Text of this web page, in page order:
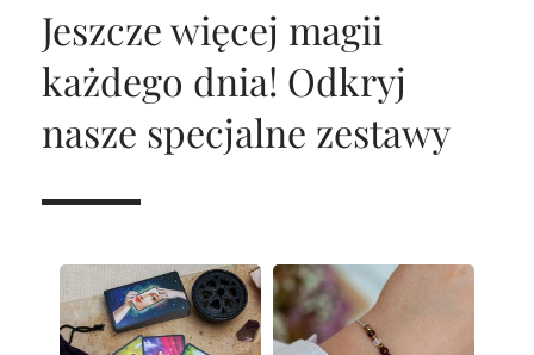
Jeszcze więcej magii
każdego dnia! Odkryj
nasze specjalne zestawy